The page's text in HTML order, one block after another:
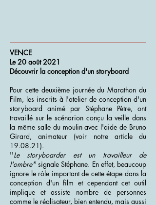
VENCE
Le 20 août 2021
Découvrir la conception d'un storyboard
Pour cette deuxième journée du Marathon du
Film, les inscrits à l'atelier de conception d'un
storyboard animé par Stéphane Pètre, ont
travaillé sur le scénarion conçu la veille dans
la même salle du moulin avec l'aide de Bruno
Girard, animateur (voir notre article du
19.08.21).
''Le storyboarder est un travailleur de
l'ombre'' signale Stéphane. En effet, beaucoup
ignore le rôle important de cette étape dans la
conception d'un film et cependant cet outil
implique et assiste nombre de personnes
comme le réalisateur, bien entendu, mais aussi